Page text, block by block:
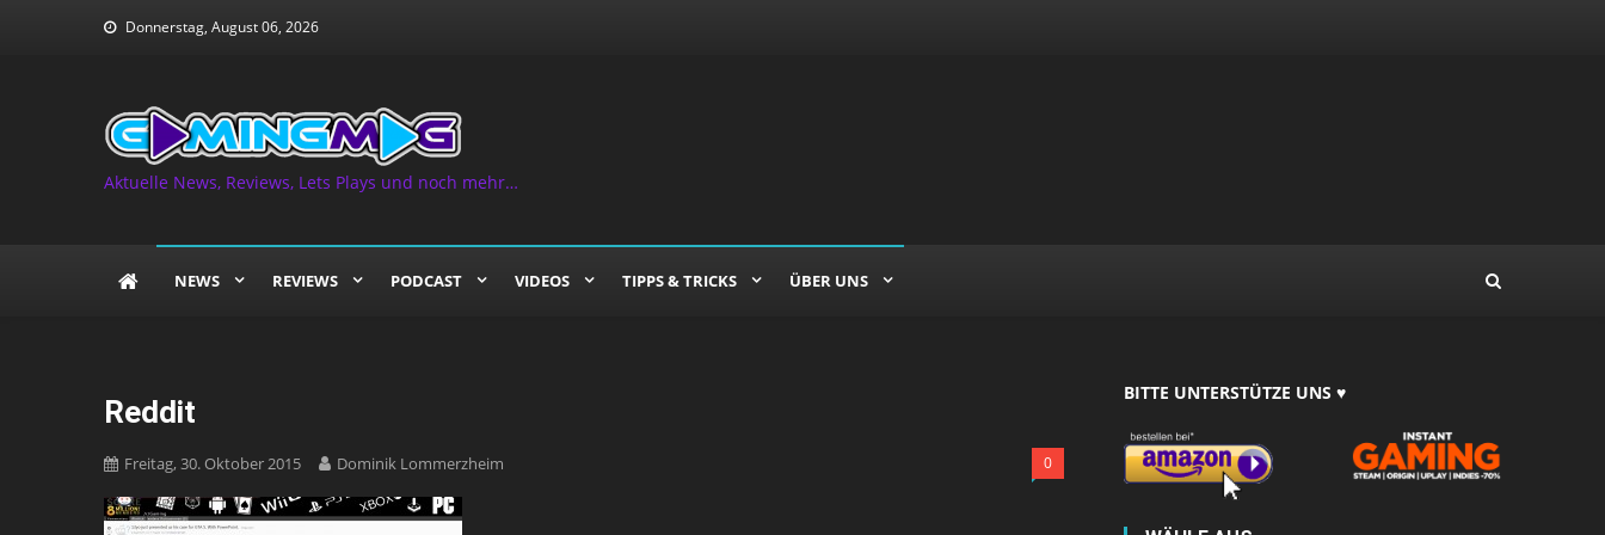
Donnerstag, August 06, 2026
Aktuelle News, Reviews, Lets Plays und noch mehr…
NEWS REVIEWS PODCAST VIDEOS TIPPS & TRICKS ÜBER UNS
Reddit
Freitag, 30. Oktober 2015 Dominik Lommerzheim 0
BITTE UNTERSTÜTZE UNS ♥